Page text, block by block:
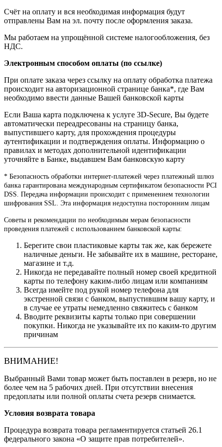
Счёт на оплату и вся необходимая информация будут
отправлены Вам на эл. почту после оформления заказа.
Мы работаем на упрощённой системе налогообложения, без
НДС.
Электронным способом оплаты (по ссылке)
При оплате заказа через ссылку на оплату обработка платежа
происходит на авторизационной странице банка*, где Вам
необходимо ввести данные Вашей банковской карты
Если Ваша карта подключена к услуге 3D-Secure, Вы будете
автоматически переадресованы на страницу банка,
выпустившего карту, для прохождения процедуры
аутентификации и подтверждения оплаты. Информацию о
правилах и методах дополнительной идентификации
уточняйте в Банке, выдавшем Вам банковскую карту
* Безопасность обработки интернет-платежей через платежный шлюз
банка гарантирована международным сертификатом безопасности PCI
DSS. Передача информации происходит с применением технологии
шифрования SSL. Эта информация недоступна посторонним лицам
Советы и рекомендации по необходимым мерам безопасности
проведения платежей с использованием банковской карты:
Берегите свои пластиковые карты так же, как бережете
наличные деньги. Не забывайте их в машине, ресторане,
магазине и т.д.
Никогда не передавайте полный номер своей кредитной
карты по телефону каким-либо лицам или компаниям
Всегда имейте под рукой номер телефона для
экстренной связи с банком, выпустившим вашу карту, и
в случае ее утраты немедленно свяжитесь с банком
Вводите реквизиты карты только при совершении
покупки. Никогда не указывайте их по каким-то другим
причинам
ВНИМАНИЕ!
Выбранный Вами товар может быть поставлен в резерв, но не
более чем на 5 рабочих дней. При отсутствии внесения
предоплаты или полной оплаты счета резерв снимается.
Условия возврата товара
Процедура возврата товара регламентируется статьей 26.1
федерального закона «О защите прав потребителей».